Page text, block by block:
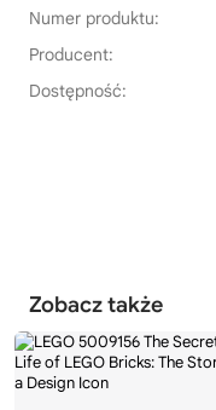
Numer produktu:
Producent:
Dostępność:
Zobacz także